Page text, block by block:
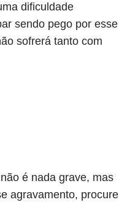
dificuldade
sendo pego por esse
sofrerá tanto com
é nada grave, mas
agravamento, procure